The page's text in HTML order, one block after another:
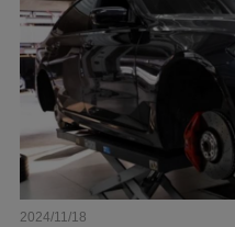
2024/11/18